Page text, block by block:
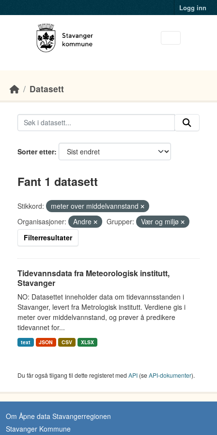
Logg inn
Datasett
Sorter etter
Fant 1 datasett
Stikkord:
meter over middelvannstand
Organisasjoner:
Andre Grupper:
Vær og miljø
Filterresultater
Tidevannsdata fra Meteorologisk institutt,
Stavanger
NO: Datasettet inneholder data om tidevannsstanden i
Stavanger, levert fra Metrologisk institutt. Verdiene gis i
meter over middelvannstand, og prøver å predikere
tidevannet for...
text JSON CSV XLSX
Du får også tilgang til dette registeret med API (seAPI-dokumenter).
Om Åpne data Stavangerregionen
Stavanger Kommune